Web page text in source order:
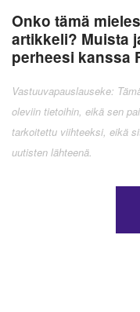
Onko tämä
artikkeli? Muista
perheesi kanssa
Vastuuvapauslauseke:
oleviin tietoihin, eikä sen
tarkoitettu viihteeksi, eikä
uutisten lähteenä.